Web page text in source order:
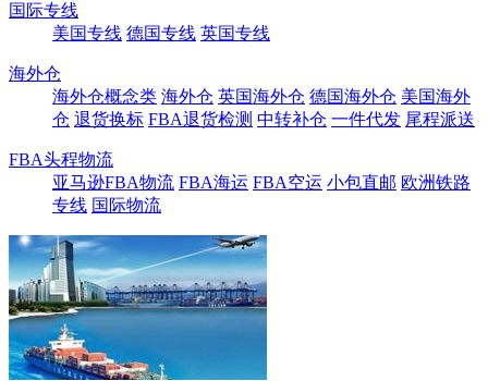
国际专线
美国专线 德国专线 英国专线
海外仓
海外仓概念类 海外仓 英国海外仓 德国海外仓 美国海外
仓 退货换标 FBA退货检测 中转补仓 一件代发 尾程派送
FBA头程物流
亚马逊FBA物流 FBA海运 FBA空运 小包直邮 欧洲铁路
专线 国际物流